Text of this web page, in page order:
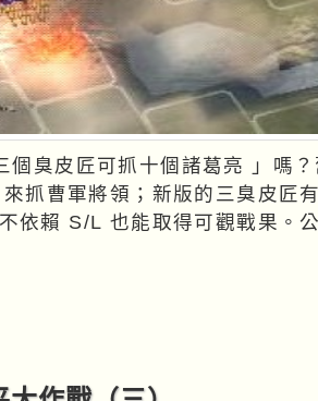
抓曹軍將領；新版的三臭皮匠
依賴 S/L 也能取得可觀戰果。